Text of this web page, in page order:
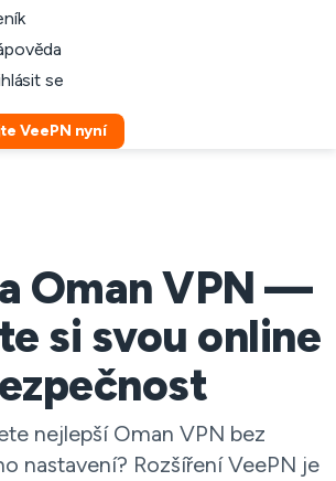
se
VeePN nyní
Oman VPN —
si svou online
nejlepší Oman VPN bez
nastavení? Rozšíření VeePN je